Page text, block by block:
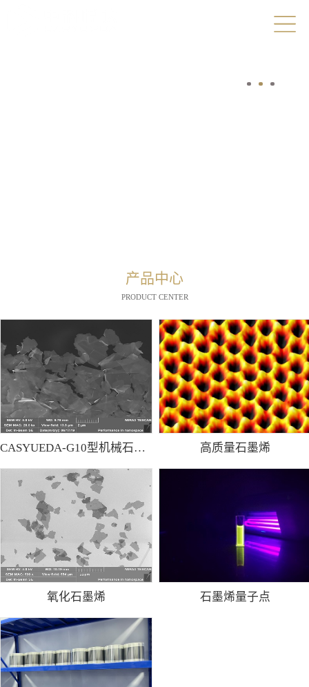
产品中心
PRODUCT CENTER
CASYUEDA-G10型机械石墨烯粉 高质量石墨烯
氧化石墨烯 石墨烯量子点